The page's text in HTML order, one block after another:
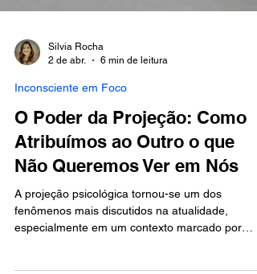
Silvia Rocha
Inconsciente em Foco
O Poder da Projeção: Como
Atribuímos ao Outro o que
Não Queremos Ver em Nós
A projeção psicológica tornou-se um dos